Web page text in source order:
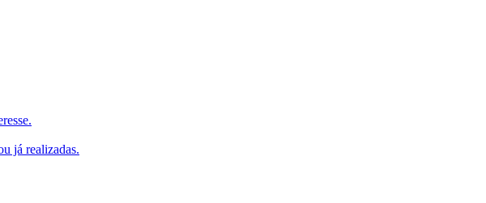
já realizadas.